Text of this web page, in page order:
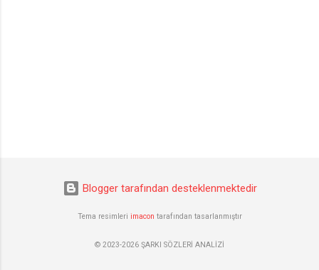
Blogger tarafından desteklenmektedir
Tema resimleri imacon tarafından tasarlanmıştır
© 2023-2026 ŞARKI SÖZLERİ ANALİZİ